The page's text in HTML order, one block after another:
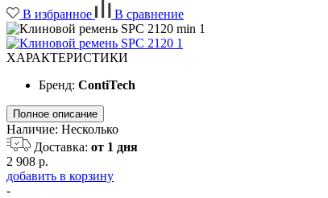
В избранное В сравнение
ХАРАКТЕРИСТИКИ
Бренд: ContiTech
Полное описание
Наличие: Несколько
Доставка: от 1 дня
2 908 р.
добавить в корзину
-